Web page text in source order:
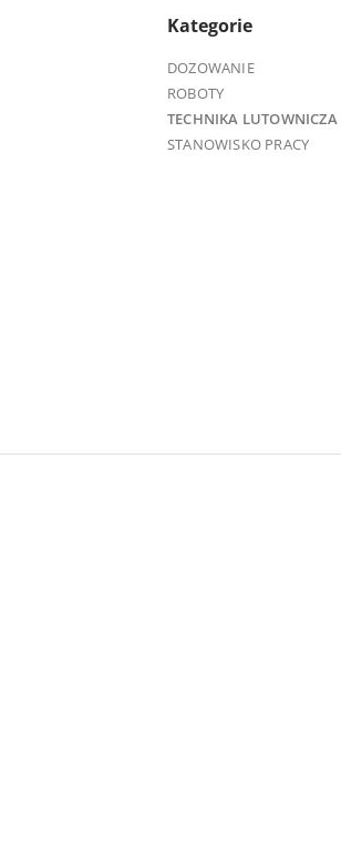
Kategorie
DOZOWANIE
ROBOTY
TECHNIKA LUTOWNICZA
STANOWISKO PRACY